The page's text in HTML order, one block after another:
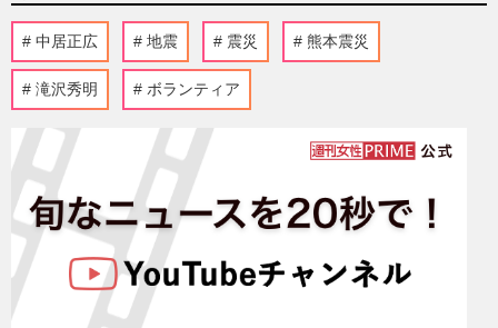
中居正広 地震 震災 熊本震災
滝沢秀明 ボランティア